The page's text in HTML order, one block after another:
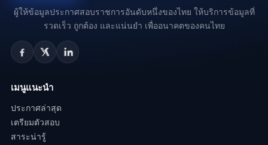
ผู้ให้ข้อมูลประกาศสอบราชการอันดับหนึ่งของไทย ให้บริการข้อมูลที่
รวดเร็ว ถูกต้อง และแน่นยำ เพื่ออนาคตของคนไทย
เมนูแนะนำ
ประกาศล่าสุด
เตรียมตัวสอบ
สาระน่ารู้